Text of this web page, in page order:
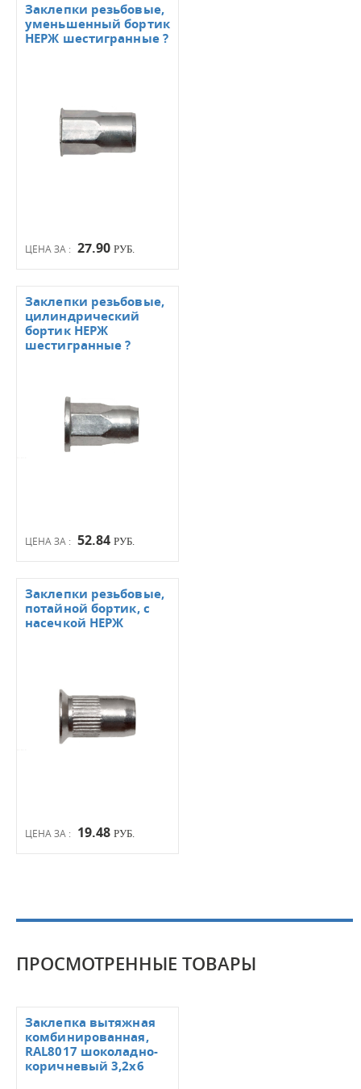
ЦЕНА ЗА : 27.90 РУБ.
Заклепки резьбовые,
уменьшенный бортик
НЕРЖ шестигранные ?
ЦЕНА ЗА : 52.84 РУБ.
Заклепки резьбовые,
цилиндрический
бортик НЕРЖ
шестигранные ?
ЦЕНА ЗА : 19.48 РУБ.
Заклепки резьбовые,
потайной бортик, с
насечкой НЕРЖ
ПРОСМОТРЕННЫЕ ТОВАРЫ
Заклепка вытяжная
комбинированная,
RAL8017 шоколадно-
коричневый 3,2х6